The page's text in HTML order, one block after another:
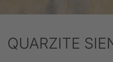
QUARZITE